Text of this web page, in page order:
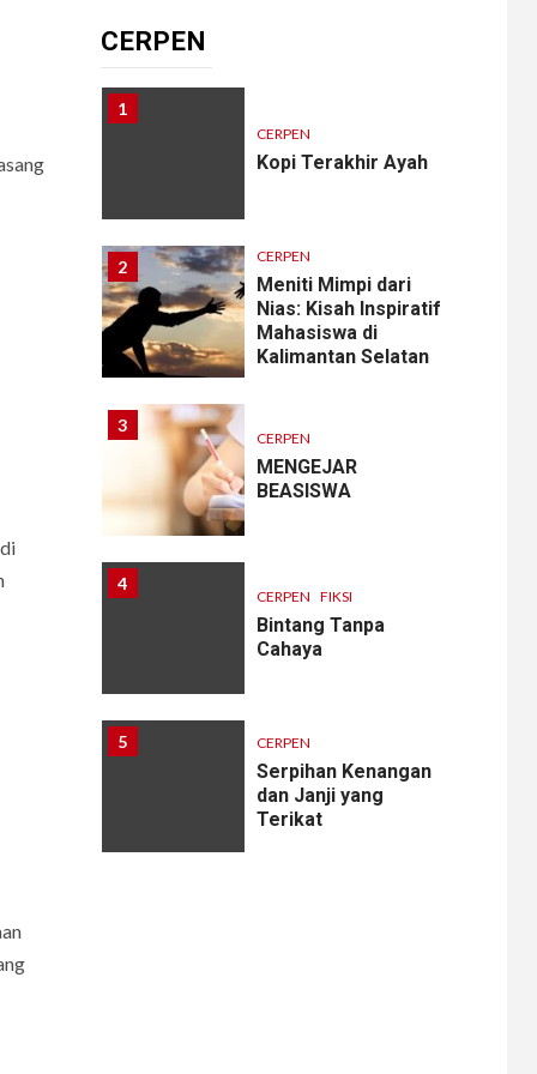
CERPEN
1
CERPEN
Kopi Terakhir Ayah
2 CERPEN
Meniti Mimpi dari
Nias: Kisah Inspiratif
Mahasiswa di
Kalimantan Selatan
3
CERPEN
MENGEJAR
BEASISWA
4
CERPEN FIKSI
Bintang Tanpa
Cahaya
5 CERPEN
Serpihan Kenangan
dan Janji yang
Terikat